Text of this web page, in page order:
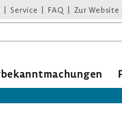
Service FAQ Zur Website